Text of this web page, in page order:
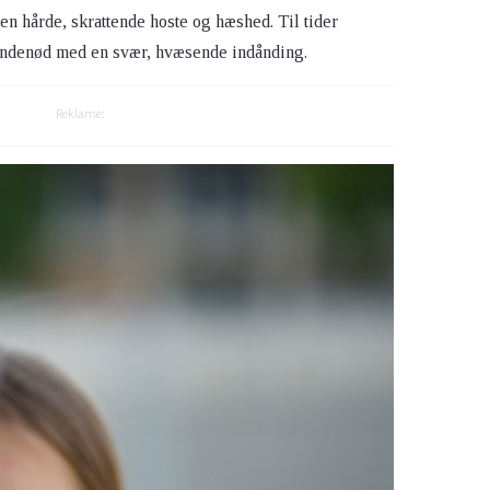
hårde, skrattende hoste og hæshed. Til tider
med en svær, hvæsende indånding.
Reklame: